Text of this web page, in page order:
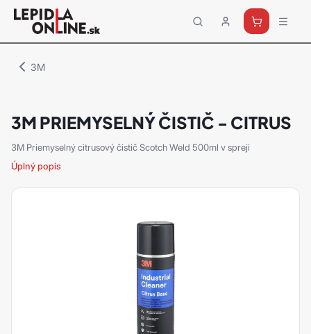
Priemyselné
lepidlá
3M
3M PRIEMYSELNÝ ČISTIČ - CITRUS
3M Priemyselný citrusový čistič Scotch Weld 500ml v spreji
Úplný popis